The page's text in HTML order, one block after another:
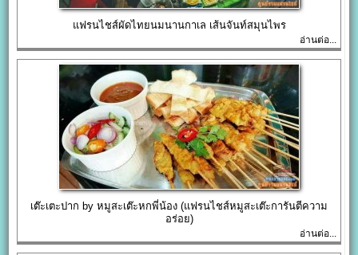
แฟรนไชส์ผัดไทยนมนานกาเล เส้นจันท์สมุนไพร
อ่านต่อ...
เต๊ะเตะปาก by หมูสะเต๊ะหกพี่น้อง (แฟรนไชส์หมูสะเต๊ะการันตีความ
อร่อย)
อ่านต่อ...